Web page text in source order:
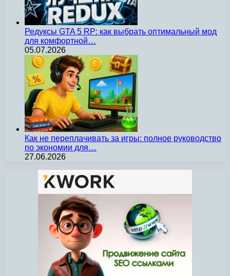
Редуксы GTA 5 RP: как выбрать оптимальный мод
для комфортной…
05.07.2026
Как не переплачивать за игры: полное руководство
по экономии для…
27.06.2026